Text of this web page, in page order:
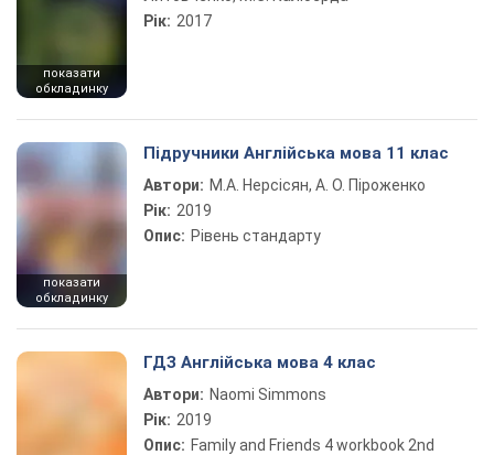
показати
обкладинку
Рік: 2017
показати
обкладинку
Підручники Англійська мова 11 клас
Автори: М.А. Нерсісян, А. О. Піроженко
Рік: 2019
Опис: Рівень стандарту
ГДЗ Англійська мова 4 клас
Автори: Naomi Simmons
Рік: 2019
Опис: Family and Friends 4 workbook 2nd